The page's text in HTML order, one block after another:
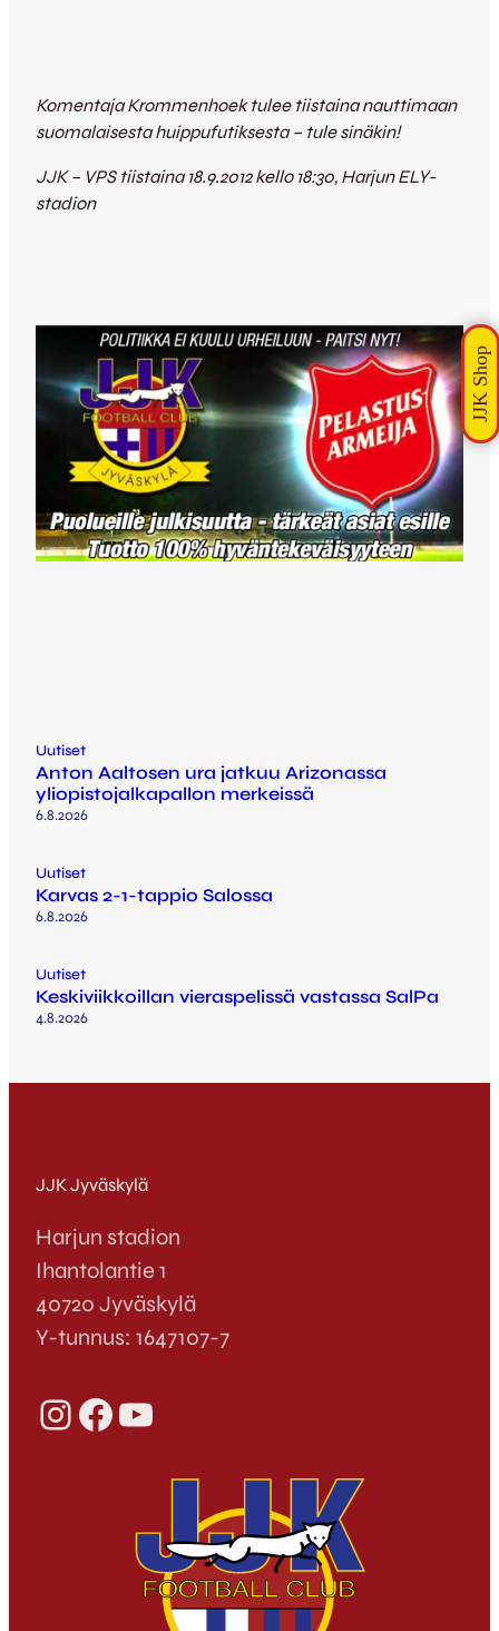
Komentaja Krommenhoek tulee tiistaina nauttimaan
suomalaisesta huippufutiksesta – tule sinäkin!
JJK – VPS tiistaina 18.9.2012 kello 18:30, Harjun ELY-
stadion
Uutiset
Anton Aaltosen ura jatkuu Arizonassa
yliopistojalkapallon merkeissä
6.8.2026
Uutiset
Karvas 2-1-tappio Salossa
6.8.2026
Uutiset
Keskiviikkoillan vieraspelissä vastassa SalPa
4.8.2026
JJK Jyväskylä
Harjun stadion
Ihantolantie 1
40720 Jyväskylä
Y-tunnus: 1647107-7
InstagramFacebook YouTube